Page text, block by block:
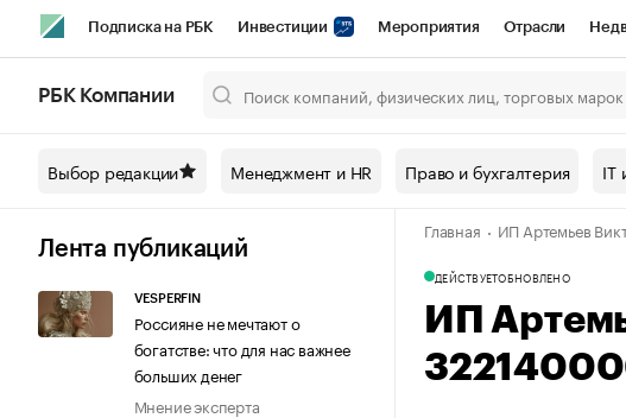
Подписка на РБК Инвестиции Мероприятия Отрасли
Спецпроекты СПб Конференции СПб Спецпроекты Проверка
Технологии и медиа Рынок наличной валюты
РБК Компании
Выбор редакции Менеджмент и HR Право и бухгалтерия IT
Лента публикаций
VESPERFIN
Россияне не мечтают о
богатстве: что для нас важнее
больших денег
Мнение эксперта
Главная ИП Артемьев
ДЕЙСТВУЕТОБНОВЛЕНО
ИП